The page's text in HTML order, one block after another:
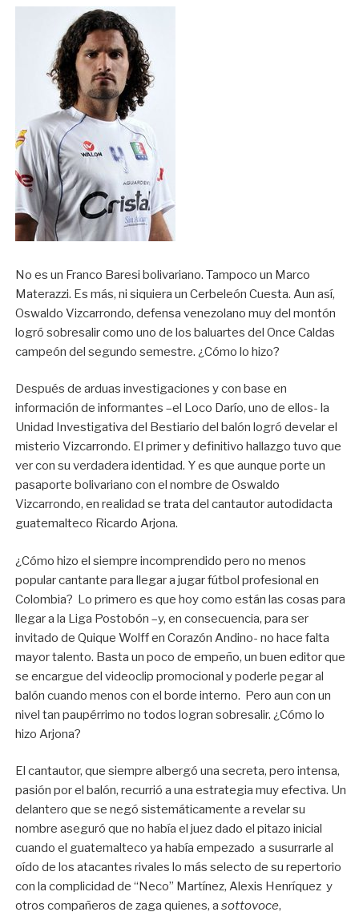
No es un Franco Baresi bolivariano. Tampoco un Marco
Materazzi. Es más, ni siquiera un Cerbeleón Cuesta. Aun así,
Oswaldo Vizcarrondo, defensa venezolano muy del montón
logró sobresalir como uno de los baluartes del Once Caldas
campeón del segundo semestre. ¿Cómo lo hizo?
Después de arduas investigaciones y con base en
información de informantes –el Loco Darío, uno de ellos- la
Unidad Investigativa del Bestiario del balón logró develar el
misterio Vizcarrondo. El primer y definitivo hallazgo tuvo que
ver con su verdadera identidad. Y es que aunque porte un
pasaporte bolivariano con el nombre de Oswaldo
Vizcarrondo, en realidad se trata del cantautor autodidacta
guatemalteco Ricardo Arjona.
¿Cómo hizo el siempre incomprendido pero no menos
popular cantante para llegar a jugar fútbol profesional en
Colombia? Lo primero es que hoy como están las cosas para
llegar a la Liga Postobón –y, en consecuencia, para ser
invitado de Quique Wolff en Corazón Andino- no hace falta
mayor talento. Basta un poco de empeño, un buen editor que
se encargue del videoclip promocional y poderle pegar al
balón cuando menos con el borde interno. Pero aun con un
nivel tan paupérrimo no todos logran sobresalir. ¿Cómo lo
hizo Arjona?
El cantautor, que siempre albergó una secreta, pero intensa,
pasión por el balón, recurrió a una estrategia muy efectiva. Un
delantero que se negó sistemáticamente a revelar su
nombre aseguró que no había el juez dado el pitazo inicial
cuando el guatemalteco ya había empezado a susurrarle al
oído de los atacantes rivales lo más selecto de su repertorio
con la complicidad de “Neco” Martínez, Alexis Henríquez y
otros compañeros de zaga quienes, asottovoce,